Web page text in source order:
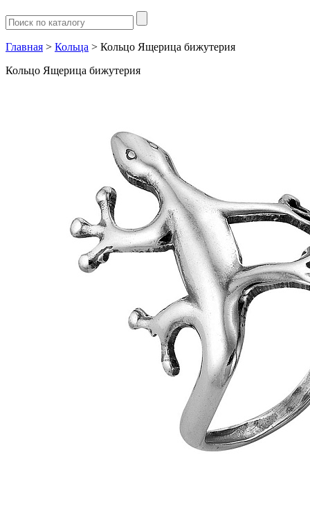
Главная > Кольца > Кольцо Ящерица бижутерия
Кольцо Ящерица бижутерия